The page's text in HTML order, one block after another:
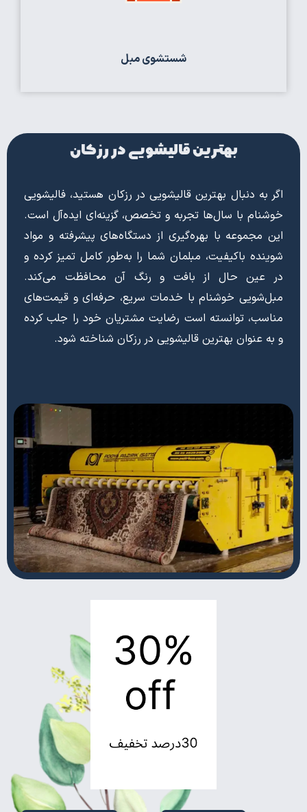
شستشوی مبل
بهترین قالیشویی در رزکان
اگر به دنبال بهترین قالیشویی در رزکان هستید، فالیشویی
خوشنام با سال‌ها تجربه و تخصص، گزینه‌ای ایده‌آل است.
این مجموعه با بهره‌گیری از دستگاه‌های پیشرفته و مواد
شوینده باکیفیت، مبلمان شما را به‌طور کامل تمیز کرده و
در عین حال از بافت و رنگ آن محافظت می‌کند.
مبل‌شویی خوشنام با خدمات سریع، حرفه‌ای و قیمت‌های
مناسب، توانسته است رضایت مشتریان خود را جلب کرده
و به عنوان بهترین قالیشویی در رزکان شناخته شود.